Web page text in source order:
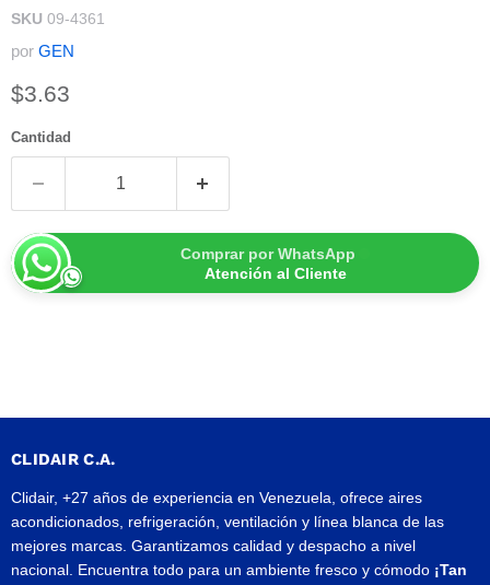
SKU 09-4361
por GEN
Precio actual
$3.63
Cantidad
Comprar por WhatsApp
Atención al Cliente
CLIDAIR C.A.
Clidair, +27 años de experiencia en Venezuela, ofrece aires
acondicionados, refrigeración, ventilación y línea blanca de las
mejores marcas. Garantizamos calidad y despacho a nivel
nacional. Encuentra todo para un ambiente fresco y cómodo ¡Tan